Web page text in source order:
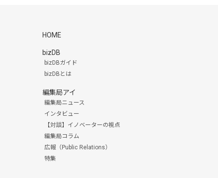
HOME
bizDB
bizDBガイド
bizDBとは
編集局アイ
編集局ニュース
インタビュー
【対談】イノベーターの視点
編集局コラム
広報（Public Relations）
特集